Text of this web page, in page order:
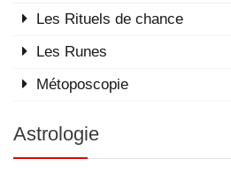
Les Rituels de chance
Les Runes
Métoposcopie
Astrologie